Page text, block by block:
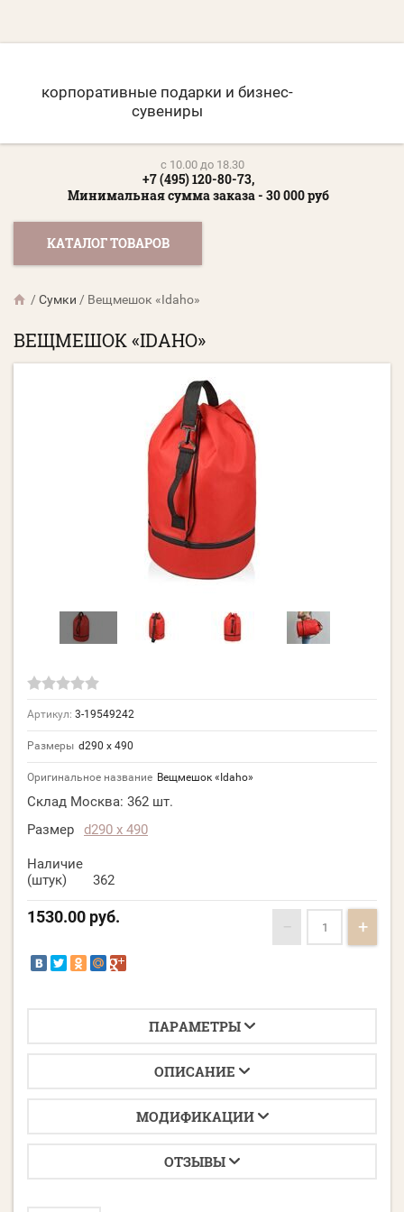
корпоративные подарки и бизнес-
сувениры
c 10.00 до 18.30
+7 (495) 120-80-73,
Минимальная сумма заказа - 30 000 руб
КАТАЛОГ ТОВАРОВ
/Сумки / Вещмешок «Idaho»
ВЕЩМЕШОК «IDAHO»
Артикул: 3-19549242
Размеры d290 х 490
Оригинальное название Вещмешок «Idaho»
Склад Москва: 362 шт.
Размер
d290 х 490
Наличие
(штук)
362
1530.00 руб. − +
ПАРАМЕТРЫ
ОПИСАНИЕ
МОДИФИКАЦИИ
ОТЗЫВЫ